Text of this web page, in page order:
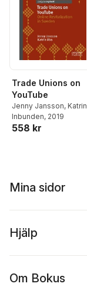
Mattias Wahlström
Trade Unions on
YouTube
Jenny Jansson, Katrin
Uba
Inbunden, 2019
558 kr
Mina sidor
Hjälp
Om Bokus